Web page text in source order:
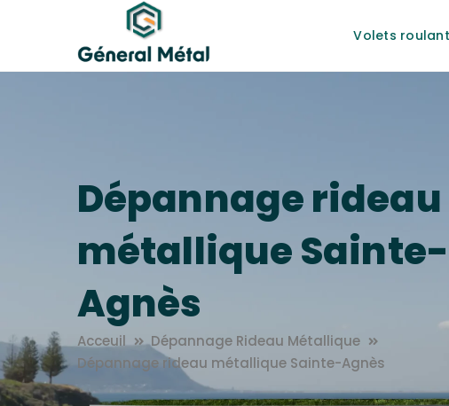
Volets
Dépannage rideau
métallique Sainte-
Agnès
Acceuil
Dépannage Rideau Métallique
Dépannage rideau métallique Sainte-Agnès